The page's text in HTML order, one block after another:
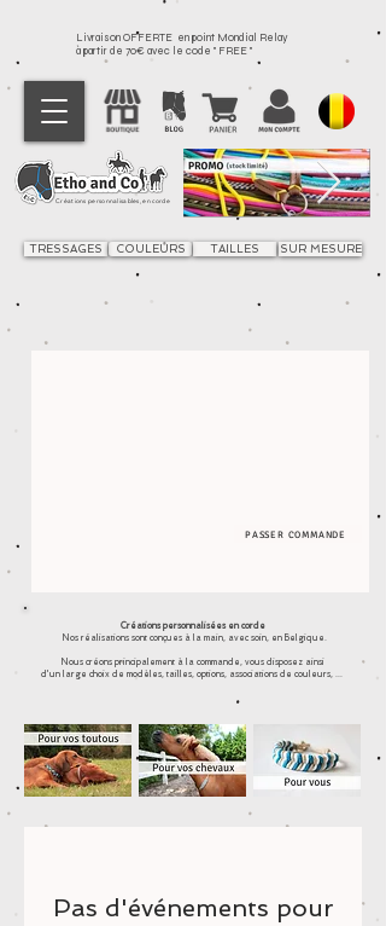
Livraison OFFERTE en point Mondial Relay
à partir de 70€ avec le code " FREE "
Créations personnalisables, en corde
TRESSAGES COULEURS TAILLES SUR MESURE
PASSER COMMANDE
Créations personnalisées en corde
Nos réalisations sont conçues à la main, avec soin, en Belgique.
Nous créons principalement à la commande, vous disposez ainsi
d'un large choix de modèles, tailles, options, associations de couleurs, ...
Pas d'événements pour